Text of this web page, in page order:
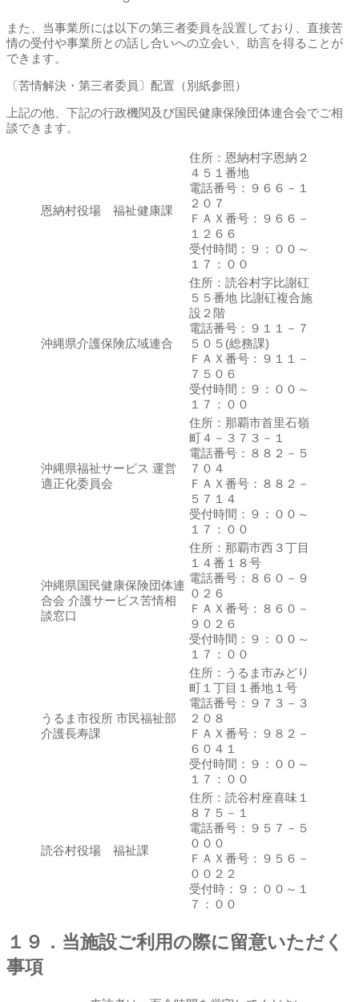
また、当事業所には以下の第三者委員を設置しており、直接苦
情の受付や事業所との話し合いへの立会い、助言を得ることが
できます。
〔苦情解決・第三者委員〕配置（別紙参照）
上記の他、下記の行政機関及び国民健康保険団体連合会でご相
談できます。
恩納村役場 福祉健康課
住所：恩納村字恩納２
４５１番地
電話番号：９６６－１
２０７
ＦＡＸ番号：９６６－
１２６６
受付時間：９：００～
１７：００
沖縄県介護保険広域連合
住所：読谷村字比謝矼
５５番地 比謝矼複合施
設２階
電話番号：９１１－７
５０５(総務課)
ＦＡＸ番号：９１１－
７５０６
受付時間：９：００～
１７：００
沖縄県福祉サービス 運営
適正化委員会
住所：那覇市首里石嶺
町４－３７３－１
電話番号：８８２－５
７０４
ＦＡＸ番号：８８２－
５７１４
受付時間：９：００～
１７：００
沖縄県国民健康保険団体連
合会 介護サービス苦情相
談窓口
住所：那覇市西３丁目
１４番１８号
電話番号：８６０－９
０２６
ＦＡＸ番号：８６０－
９０２６
受付時間：９：００～
１７：００
うるま市役所 市民福祉部
介護長寿課
住所：うるま市みどり
町１丁目１番地１号
電話番号：９７３－３
２０８
ＦＡＸ番号：９８２－
６０４１
受付時間：９：００～
１７：００
読谷村役場 福祉課
住所：読谷村座喜味１
８７５－１
電話番号：９５７－５
０００
ＦＡＸ番号：９５６－
００２２
受付時：９：００～１
７：００
１９．当施設ご利用の際に留意いただく
事項